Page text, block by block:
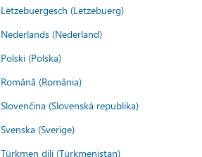
Lëtzebuergesch (Lëtzebuerg)
Nederlands (Nederland)
Polski (Polska)
Română (România)
Slovenčina (Slovenská republika)
Svenska (Sverige)
Türkmen dili (Türkmenistan)